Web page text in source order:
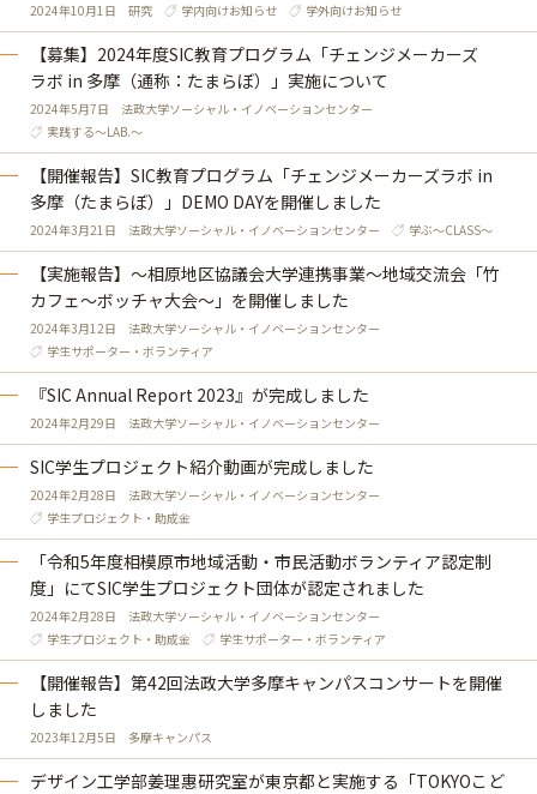
2024年10月1日 研究 学内向けお知らせ 学外向けお知らせ
【募集】2024年度SIC教育プログラム「チェンジメーカーズ
ラボ in 多摩（通称：たまらぼ）」実施について
2024年5月7日
法政大学ソーシャル・イノベーションセンター
実践する～LAB.～
【開催報告】SIC教育プログラム「チェンジメーカーズラボ in
多摩（たまらぼ）」DEMO DAYを開催しました
2024年3月21日 法政大学ソーシャル・イノベーションセンター 学ぶ～CLASS～
【実施報告】～相原地区協議会大学連携事業～地域交流会「竹
カフェ～ボッチャ大会～」を開催しました
2024年3月12日
法政大学ソーシャル・イノベーションセンター
学生サポーター・ボランティア
『SIC Annual Report 2023』が完成しました
2024年2月29日 法政大学ソーシャル・イノベーションセンター
SIC学生プロジェクト紹介動画が完成しました
2024年2月28日
法政大学ソーシャル・イノベーションセンター
学生プロジェクト・助成金
「令和5年度相模原市地域活動・市民活動ボランティア認定制
度」にてSIC学生プロジェクト団体が認定されました
2024年2月28日
法政大学ソーシャル・イノベーションセンター
学生プロジェクト・助成金
学生サポーター・ボランティア
【開催報告】第42回法政大学多摩キャンパスコンサートを開催
しました
2023年12月5日 多摩キャンパス
デザイン工学部姜理惠研究室が東京都と実施する「TOKYOこど